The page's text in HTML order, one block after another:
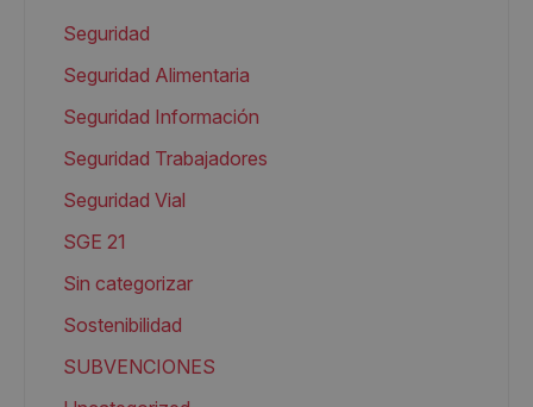
Seguridad
Seguridad Alimentaria
Seguridad Información
Seguridad Trabajadores
Seguridad Vial
SGE 21
Sin categorizar
Sostenibilidad
SUBVENCIONES